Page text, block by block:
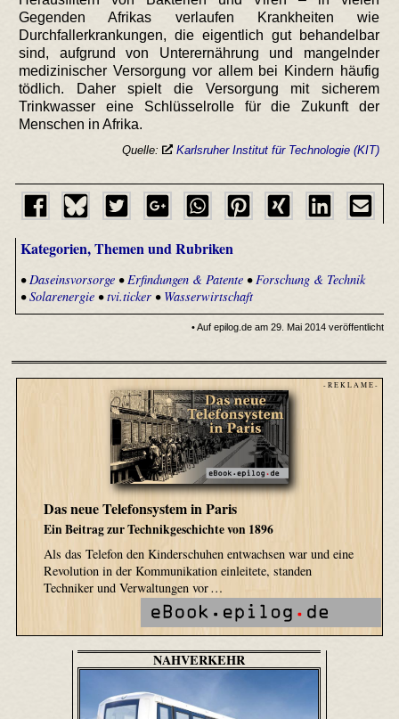
Gegenden Afrikas verlaufen Krankheiten wie
Durchfallerkrankungen, die eigentlich gut behandelbar
sind, aufgrund von Unterernährung und mangelnder
medizinischer Versorgung vor allem bei Kindern häufig
tödlich. Daher spielt die Versorgung mit sicherem
Trinkwasser eine Schlüsselrolle für die Zukunft der
Menschen in Afrika.
Quelle: Karlsruher Institut für Technologie (KIT)
Kategorien, Themen und Rubriken
•Daseinsvorsorge•Erfindungen & Patente•Forschung & Technik
•Solarenergie•tvi.ticker• Wasserwirtschaft
• Auf epilog.de am 29. Mai 2014 veröffentlicht
- R E K L A M E -
Das neue Telefonsystem in Paris
Ein Beitrag zur Technikgeschichte von 1896
Als das Telefon den Kinderschuhen entwachsen war und eine
Revolution in der Kommunikation einleitete, standen
Techniker und Verwaltungen vor …
NAHVERKEHR